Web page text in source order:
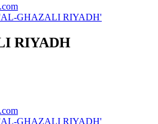
'AL-GHAZALI RIYADH'
RIYADH
'AL-GHAZALI RIYADH'